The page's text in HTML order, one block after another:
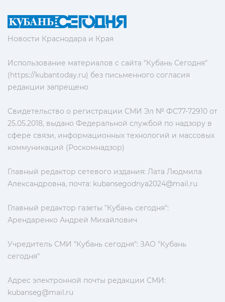
Новости Краснодара и Края
Использование материалов с сайта "Кубань Сегодня"
(https://kubantoday.ru) без письменного согласия
редакции запрещено
Свидетельство о регистрации СМИ Эл № ФС77-72910 от
25.05.2018, выдано Федеральной службой по надзору в
сфере связи, информационных технологий и массовых
коммуникаций (Роскомнадзор)
Главный редактор сетевого издания: Лата Людмила
Александровна, почта: kubansegodnya2024@mail.ru
Главный редактор газеты "Кубань сегодня":
Арендаренко Андрей Михайлович
Учредитель СМИ "Кубань сегодня": ЗАО "Кубань
сегодня"
Адрес электронной почты редакции СМИ:
kubanseg@mail.ru